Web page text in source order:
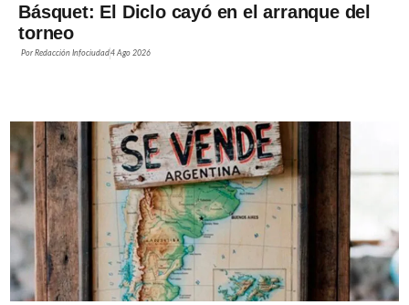
Básquet: El Diclo cayó en el arranque del
torneo
PorRedacción Infociudad4 Ago 2026